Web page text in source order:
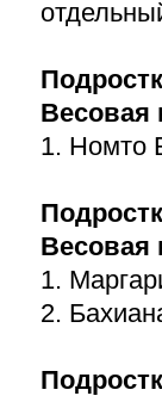
Весовая
1. Номто
Весовая
1.
2.